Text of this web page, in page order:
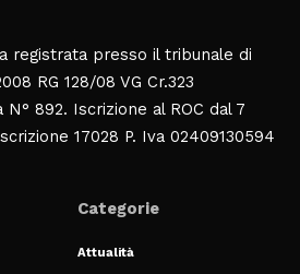
registrata presso il tribunale di
RG 128/08 VG Cr.323
892. Iscrizione al ROC dal 7
17028 P. Iva 02409130594
Categorie
Attualità